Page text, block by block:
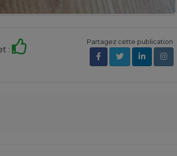
:
Partagez cette publication